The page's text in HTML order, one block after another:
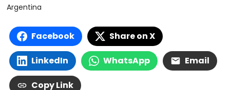
Argentina
Facebook Share on X
LinkedIn WhatsApp Email
Copy Link